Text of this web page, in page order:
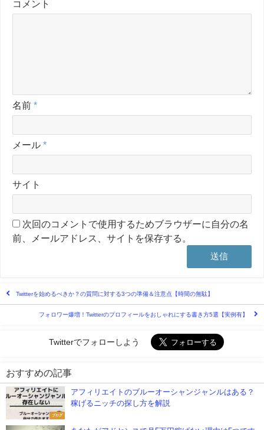
コメント
名前 *
メール *
サイト
次回のコメントで使用するためブラウザーに自分の名
前、メールアドレス、サイトを保存する。
Twitterを始めるべきか？の質問に対する3つの準備＆注意点【時間の無駄】
フォロワー爆増！Twitterのプロフィールをおしゃれにする書き方5選【実例有】
Twitterでフォローしよう
おすすめの記事
ブログ
アフィリエイトのブルーオーシャンジャンルはある？
稼げるニッチの探し方を解説